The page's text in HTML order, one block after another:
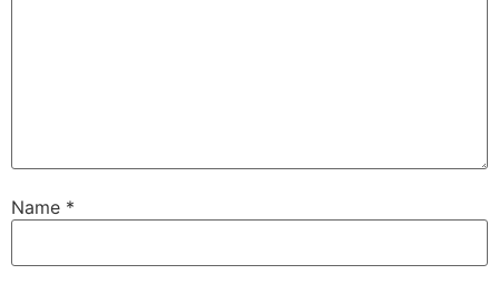
Name *